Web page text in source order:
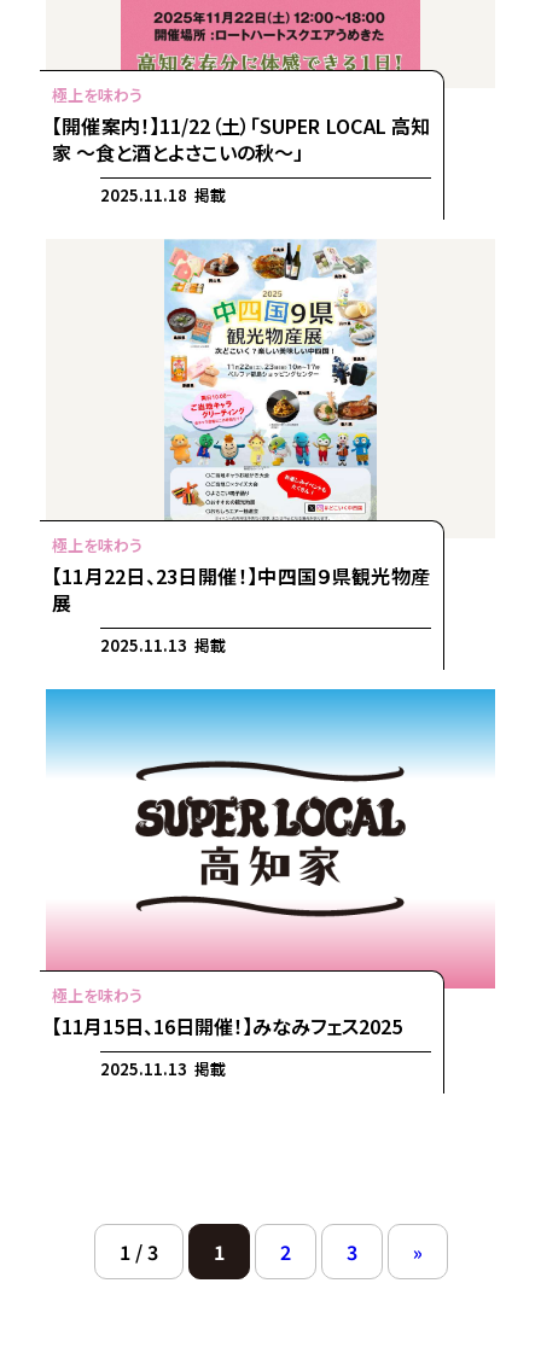
【開催案内！】11/22（土）「SUPER LOCAL 高知
家 ～食と酒とよさこいの秋～」
2025.11.18 掲載
【11月22日、23日開催！】中四国９県観光物産
展
2025.11.13 掲載
【11月15日、16日開催！】みなみフェス2025
2025.11.13 掲載
1 / 3 1 2 3 »